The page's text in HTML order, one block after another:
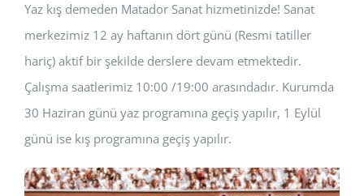
Yaz kış demeden Matador Sanat hizmetinizde! Sanat
merkezimiz 12 ay haftanın dört günü (Resmi tatiller
hariç) aktif bir şekilde derslere devam etmektedir.
Çalışma saatlerimiz 10:00 /19:00 arasındadır. Kurumda
30 Haziran günü yaz programına geçiş yapılır, 1 Eylül
günü ise kış programına geçiş yapılır.